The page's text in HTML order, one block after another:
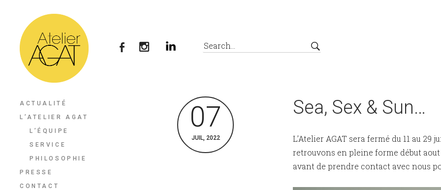
ACTUALITÉ
L’ATELIER AGAT
L’ÉQUIPE
SERVICE
PHILOSOPHIE
PRESSE
CONTACT
07
JUIL, 2022
Sea, Sex & Sun…
L’Atelier AGAT sera fermé du 11 au
retrouvons en pleine forme début
avant de prendre contact avec nous